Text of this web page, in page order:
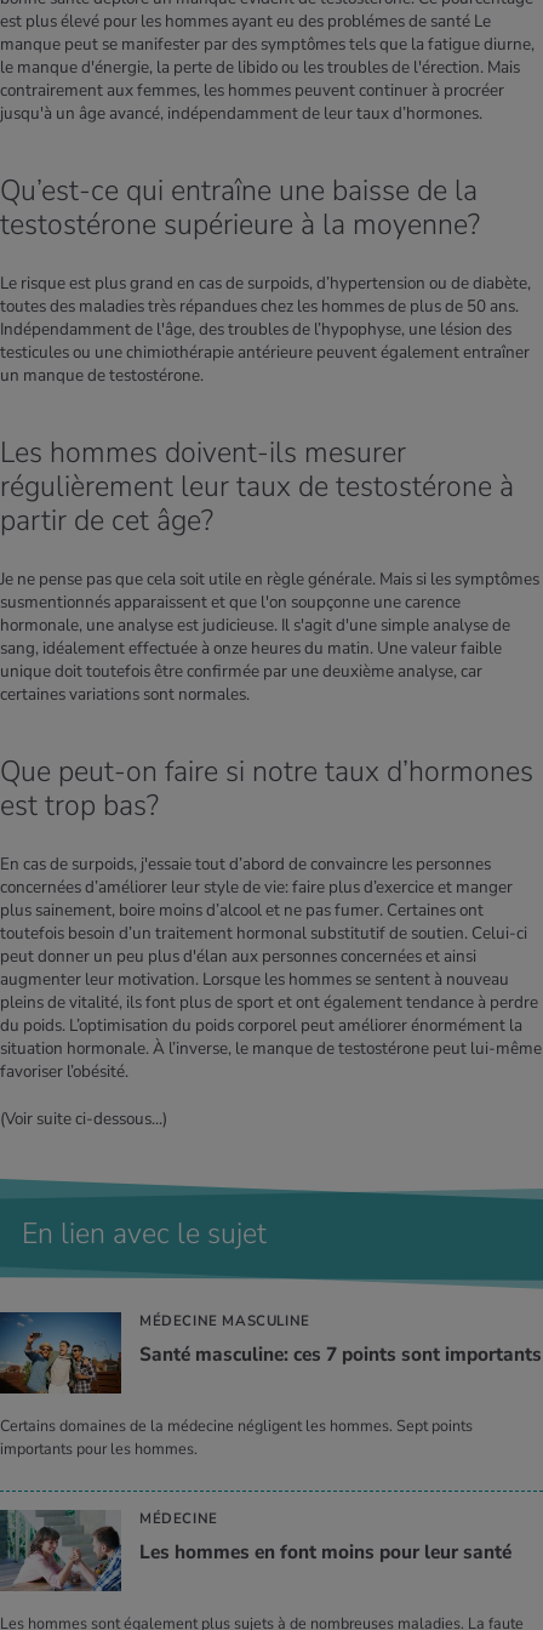
est plus élevé pour les hommes ayant eu des problémes de santé Le
manque peut se manifester par des symptômes tels que la fatigue diurne,
le manque d'énergie, la perte de libido ou les troubles de l'érection. Mais
contrairement aux femmes, les hommes peuvent continuer à procréer
jusqu'à un âge avancé, indépendamment de leur taux d’hormones.
Qu’est-ce qui entraîne une baisse de la
testostérone supérieure à la moyenne?
Le risque est plus grand en cas de surpoids, d’hypertension ou de diabète,
toutes des maladies très répandues chez les hommes de plus de 50 ans.
Indépendamment de l'âge, des troubles de l’hypophyse, une lésion des
testicules ou une chimiothérapie antérieure peuvent également entraîner
un manque de testostérone.
Les hommes doivent-ils mesurer
régulièrement leur taux de testostérone à
partir de cet âge?
Je ne pense pas que cela soit utile en règle générale. Mais si les symptômes
susmentionnés apparaissent et que l'on soupçonne une carence
hormonale, une analyse est judicieuse. Il s'agit d'une simple analyse de
sang, idéalement effectuée à onze heures du matin. Une valeur faible
unique doit toutefois être confirmée par une deuxième analyse, car
certaines variations sont normales.
Que peut-on faire si notre taux d’hormones
est trop bas?
En cas de surpoids, j'essaie tout d’abord de convaincre les personnes
concernées d’améliorer leur style de vie: faire plus d’exercice et manger
plus sainement, boire moins d’alcool et ne pas fumer. Certaines ont
toutefois besoin d’un traitement hormonal substitutif de soutien. Celui-ci
peut donner un peu plus d'élan aux personnes concernées et ainsi
augmenter leur motivation. Lorsque les hommes se sentent à nouveau
pleins de vitalité, ils font plus de sport et ont également tendance à perdre
du poids. L’optimisation du poids corporel peut améliorer énormément la
situation hormonale. À l’inverse, le manque de testostérone peut lui-même
favoriser l’obésité.
(Voir suite ci-dessous...)
En lien avec le sujet
MÉDECINE MASCULINE
Santé mas­cu­line: ces 7 points sont impor­tants
Certains domaines de la médecine négligent les hommes. Sept points
importants pour les hommes.
MÉDECINE
Les hommes en font moins pour leur santé
Les hommes sont également plus sujets à de nombreuses maladies. La faute